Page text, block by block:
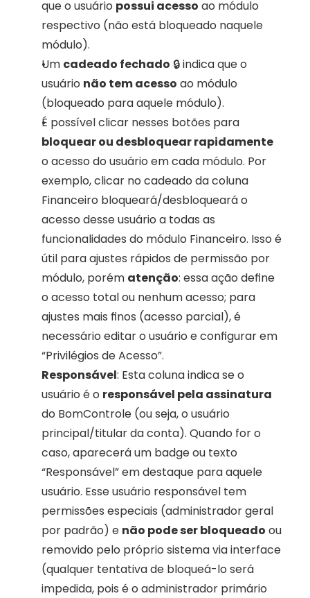
que o usuário possui acesso ao módulo
respectivo (não está bloqueado naquele
módulo).
Um cadeado fechado 🔒 indica que o
usuário não tem acesso ao módulo
(bloqueado para aquele módulo).
bloquear ou desbloquear rapidamente
o acesso do usuário em cada módulo. Por
exemplo, clicar no cadeado da coluna
Financeiro bloqueará/desbloqueará o
acesso desse usuário a todas as
funcionalidades do módulo Financeiro. Isso é
útil para ajustes rápidos de permissão por
módulo, porém atenção: essa ação define
o acesso total ou nenhum acesso; para
ajustes mais finos (acesso parcial), é
necessário editar o usuário e configurar em
“Privilégios de Acesso”.
Responsável: Esta coluna indica se o
usuário é o responsável pela assinatura
do BomControle (ou seja, o usuário
principal/titular da conta). Quando for o
caso, aparecerá um badge ou texto
“Responsável” em destaque para aquele
usuário. Esse usuário responsável tem
permissões especiais (administrador geral
por padrão) e não pode ser bloqueado ou
removido pelo próprio sistema via interface
(qualquer tentativa de bloqueá-lo será
impedida, pois é o administrador primário